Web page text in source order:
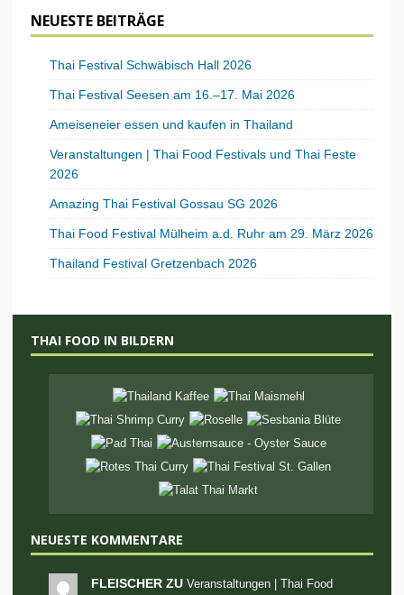
NEUESTE BEITRÄGE
Thai Festival Schwäbisch Hall 2026
Thai Festival Seesen am 16.–17. Mai 2026
Ameiseneier essen und kaufen in Thailand
Veranstaltungen | Thai Food Festivals und Thai Feste
2026
Amazing Thai Festival Gossau SG 2026
Thai Food Festival Mülheim a.d. Ruhr am 29. März 2026
Thailand Festival Gretzenbach 2026
THAI FOOD IN BILDERN
NEUESTE KOMMENTARE
FLEISCHER ZU Veranstaltungen | Thai Food